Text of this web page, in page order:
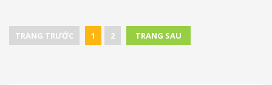
TRANG TRƯỚC 1 2 TRANG SAU